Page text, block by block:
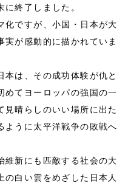
に終了しました。
ですが、小国・日本が大
実が感動的に描かれていま
は、その成功体験が仇と
めてヨーロッパの強国の一
見晴らしのいい場所に出た
ように太平洋戦争の敗戦へ
新にも匹敵する社会の大
白い雲をめざした日本人